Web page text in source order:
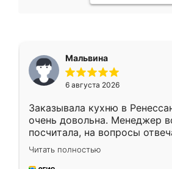
Мальвина
6 августа 2026
Заказывала кухню в
очень довольна. Менеджер
посчитала, на вопросы
Замерщик приехал в
делу со всей
Читать полностью